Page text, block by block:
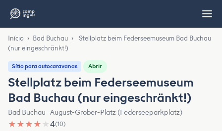
Início › Bad Buchau ›
Stellplatz beim Federseemuseum Bad Buchau
(nur eingeschränkt!)
Sítio para autocaravanas Abrir
Stellplatz beim Federseemuseum
Bad Buchau (nur eingeschränkt!)
Bad Buchau · August-Gröber-Platz (Federseeparkplatz)
★ ★ ★ ★ ★4(10)